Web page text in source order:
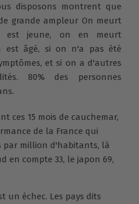
disposons montrent que
grande ampleur On meurt
est jeune, on en meurt
est âgé, si on n'a pas été
et si on a d'autres
80% des personnes
ces 15 mois de cauchemar,
de la France qui
par million d'habitants, là
en compte 33, le japon 69,
un échec. Les pays dits